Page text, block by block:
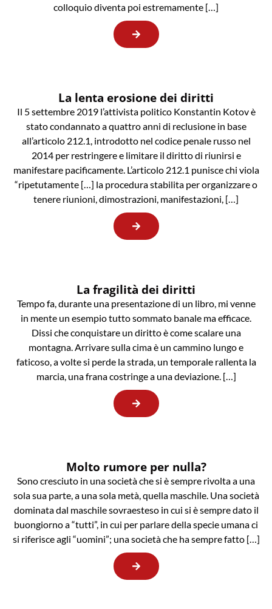
colloquio diventa poi estremamente […]
La lenta erosione dei diritti
Il 5 settembre 2019 l’attivista politico Konstantin Kotov è
stato condannato a quattro anni di reclusione in base
all’articolo 212.1, introdotto nel codice penale russo nel
2014 per restringere e limitare il diritto di riunirsi e
manifestare pacificamente. L’articolo 212.1 punisce chi viola
“ripetutamente […] la procedura stabilita per organizzare o
tenere riunioni, dimostrazioni, manifestazioni, […]
La fragilità dei diritti
Tempo fa, durante una presentazione di un libro, mi venne
in mente un esempio tutto sommato banale ma efficace.
Dissi che conquistare un diritto è come scalare una
montagna. Arrivare sulla cima è un cammino lungo e
faticoso, a volte si perde la strada, un temporale rallenta la
marcia, una frana costringe a una deviazione. […]
Molto rumore per nulla?
Sono cresciuto in una società che si è sempre rivolta a una
sola sua parte, a una sola metà, quella maschile. Una società
dominata dal maschile sovraesteso in cui si è sempre dato il
buongiorno a “tutti”, in cui per parlare della specie umana ci
si riferisce agli “uomini”; una società che ha sempre fatto […]